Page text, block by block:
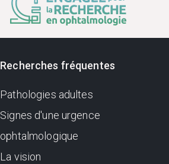
Recherches fréquentes
Pathologies adultes
Signes d'une urgence
ophtalmologique
La vision